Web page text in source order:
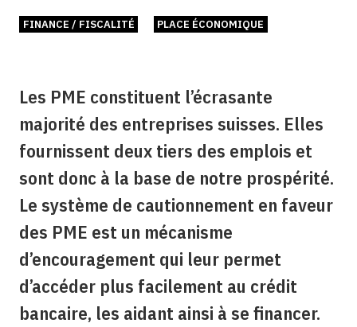
FINANCE / FISCALITÉ PLACE ÉCONOMIQUE
Les PME constituent l’écrasante
majorité des entreprises suisses. Elles
fournissent deux tiers des emplois et
sont donc à la base de notre prospérité.
Le système de cautionnement en faveur
des PME est un mécanisme
d’encouragement qui leur permet
d’accéder plus facilement au crédit
bancaire, les aidant ainsi à se financer.